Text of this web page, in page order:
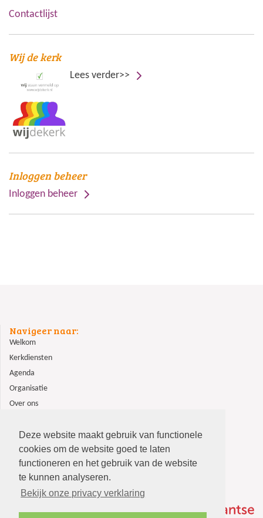
Deze website maakt gebruik van functionele
cookies om de website goed te laten
functioneren en het gebruik van de website
te kunnen analyseren.
Bekijk onze privacy verklaring
Contactlijst
Wij de kerk
Lees verder>>
Inloggen beheer
Inloggen beheer
Navigeer naar:
Welkom
Kerkdiensten
Agenda
Organisatie
Over ons
Contact